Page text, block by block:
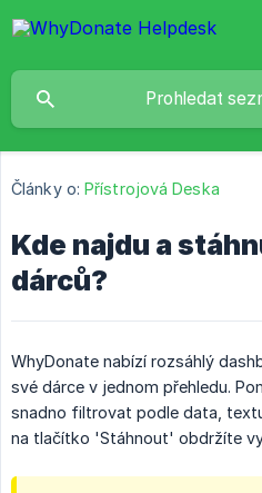
Články o: Přístrojová Deska
Kde najdu a
dárců?
WhyDonate nabízí rozsáhlý
své dárce v jednom přehledu.
snadno filtrovat podle data,
na tlačítko 'Stáhnout' obdržíte